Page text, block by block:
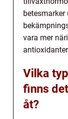
vara mer
Vilka
finns
åt?